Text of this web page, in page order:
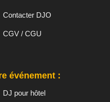
Contacter DJO
CGV / CGU
événement :
DJ pour hôtel